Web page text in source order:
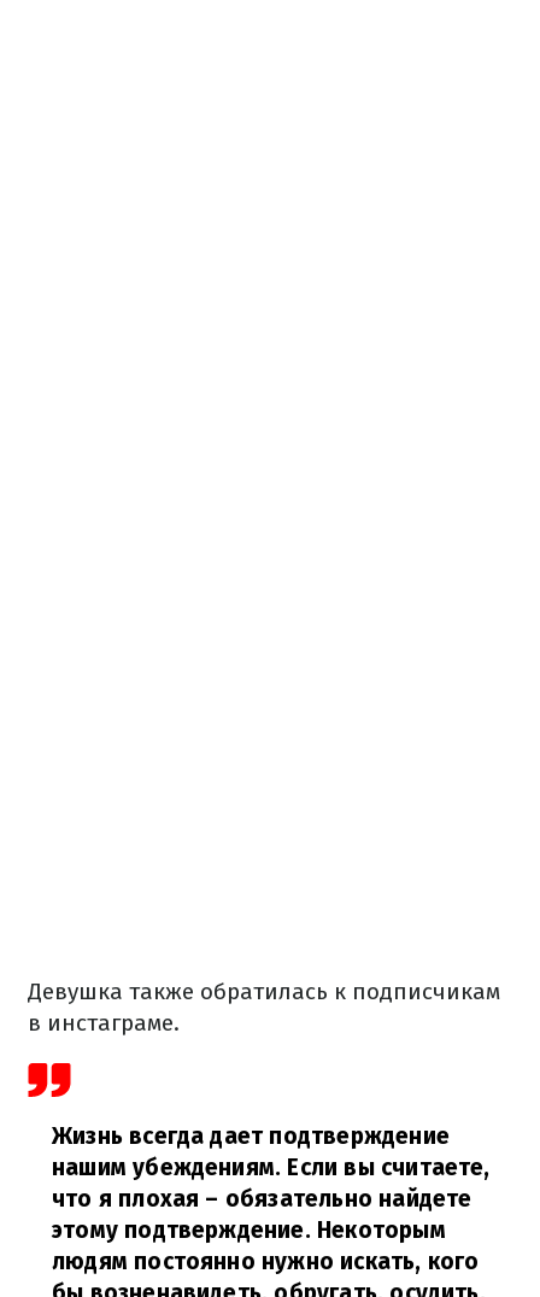
Девушка также обратилась к подписчикам
в инстаграме.
Жизнь всегда дает подтверждение
нашим убеждениям. Если вы считаете,
что я плохая – обязательно найдете
этому подтверждение. Некоторым
людям постоянно нужно искать, кого